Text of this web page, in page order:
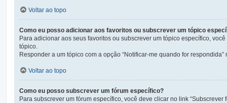
Voltar ao topo
Como eu posso adicionar aos favoritos ou subscrever um tópico
Para adicionar aos seus favoritos ou subscrever um tópico específico,
tópico.
Responder a um tópico com a opção “Notificar-me quando for
Voltar ao topo
Como eu posso subscrever um fórum específico?
Para subscrever um fórum específico, você deve clicar no link